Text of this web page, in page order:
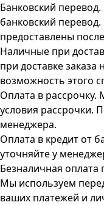
Банковский
банковский
предоставлены
Наличные при
при доставке
возможность этого
Оплата в
условия рассрочки.
менеджера.
Оплата в кредит от
уточняйте у
Безналичная оплата
Мы используем
ваших платежей и